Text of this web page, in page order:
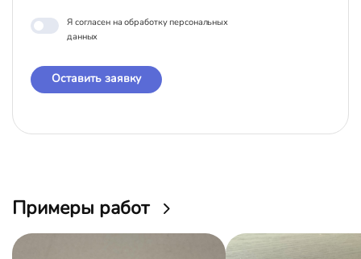
Я согласен на обработку персональных
данных
Оставить заявку
Примеры работ